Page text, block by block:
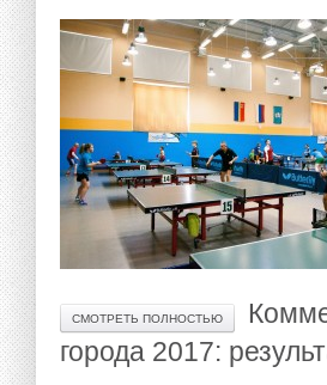
СМОТРЕТЬ ПОЛНОСТЬЮ
города 2017: